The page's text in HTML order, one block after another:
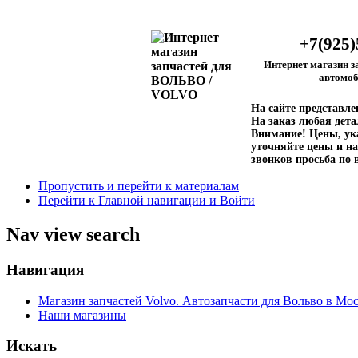
Интернет магазин
На сайте
На заказ любая
Внимание! Цены,
уточняйте цены и
звонков просьба по
Пропустить и перейти к материалам
Перейти к Главной навигации и Войти
Nav view search
Навигация
Магазин запчастей Volvo. Автозапчасти для Вольво в
Наши магазины
Искать